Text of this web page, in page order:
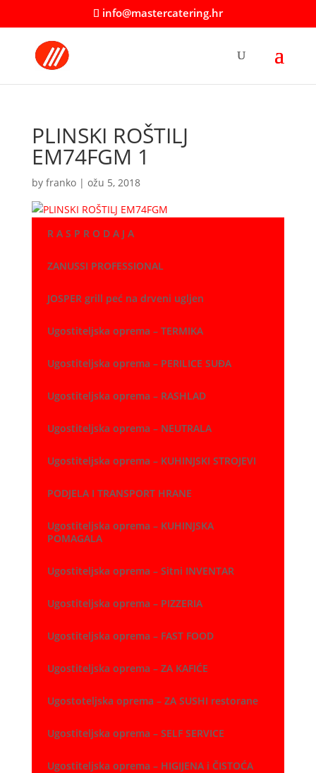
info@mastercatering.hr
PLINSKI ROŠTILJ
EM74FGM 1
by franko| ožu 5, 2018
R A S P R O D A J A
ZANUSSI PROFESSIONAL
JOSPER grill peć na drveni ugljen
Ugostiteljska oprema – TERMIKA
Ugostiteljska oprema – PERILICE SUĐA
Ugostiteljska oprema – RASHLAD
Ugostiteljska oprema – NEUTRALA
Ugostiteljska oprema – KUHINJSKI STROJEVI
PODJELA I TRANSPORT HRANE
Ugostiteljska oprema – KUHINJSKA
POMAGALA
Ugostiteljska oprema – Sitni INVENTAR
Ugostiteljska oprema – PIZZERIA
Ugostiteljska oprema – FAST FOOD
Ugostiteljska oprema – ZA KAFIĆE
Ugostoteljska oprema – ZA SUSHI restorane
Ugostiteljska oprema – SELF SERVICE
Ugostiteljska oprema – HIGIJENA i ČISTOĆA